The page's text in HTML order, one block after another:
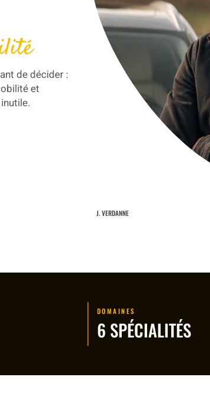
de décider :
et
J. VERDANNE
DOMAINES
6 SPÉCIALITÉS